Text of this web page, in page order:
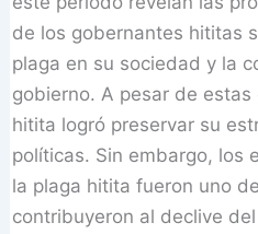
de los gobernantes hititas
plaga en su sociedad y la
gobierno. A pesar de
hitita logró preservar su
políticas. Sin embargo, los
la plaga hitita fueron uno
contribuyeron al declive